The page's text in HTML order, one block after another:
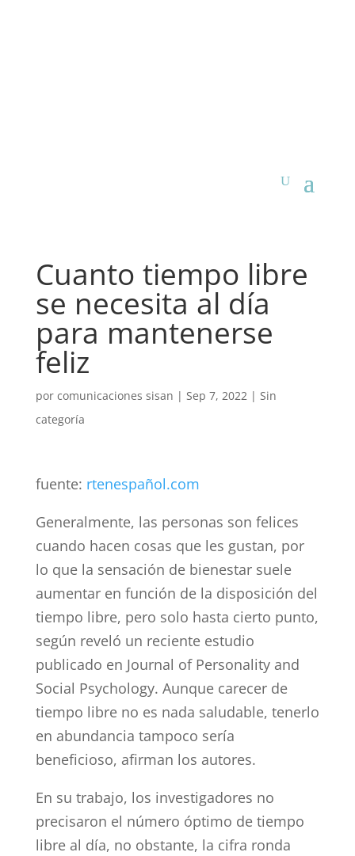
Cuanto tiempo libre
se necesita al día
para mantenerse
feliz
por comunicaciones sisan | Sep 7, 2022| Sin
categoría
fuente: rtenespañol.com
Generalmente, las personas son felices
cuando hacen cosas que les gustan, por
lo que la sensación de bienestar suele
aumentar en función de la disposición del
tiempo libre, pero solo hasta cierto punto,
según reveló un reciente estudio
publicado en Journal of Personality and
Social Psychology. Aunque carecer de
tiempo libre no es nada saludable, tenerlo
en abundancia tampoco sería
beneficioso, afirman los autores.
En su trabajo, los investigadores no
precisaron el número óptimo de tiempo
libre al día, no obstante, la cifra ronda